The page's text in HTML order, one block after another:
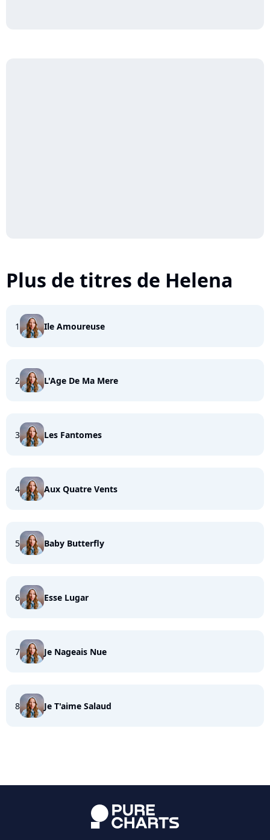
Plus de titres de Helena
1 Ile Amoureuse
2 L'Age De Ma Mere
3 Les Fantomes
4 Aux Quatre Vents
5 Baby Butterfly
6 Esse Lugar
7 Je Nageais Nue
8 Je T'aime Salaud